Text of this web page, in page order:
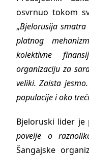
osvrnuo tokom
„Bjelorusija
platnog
kolektivne
organizaciju za
veliki. Zaista
populacije i oko
Bjeloruski lider je
povelje o
Šangajske